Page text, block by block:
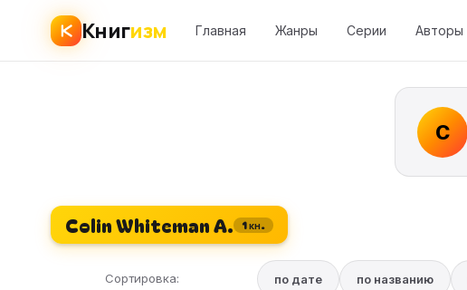
Книгизм Главная Жанры Серии Авторы
C
Colin Whiteman A. 1 кн.
Сортировка: по дате по названию